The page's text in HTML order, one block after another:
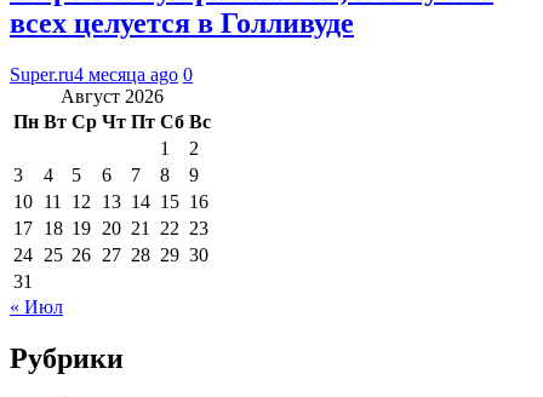
всех целуется в Голливуде
Super.ru4 месяца ago 0
Август 2026
Пн Вт Ср Чт Пт Сб Вс
1
2
3
4 5 6 7 8
9
10 11 12 13 14 15 16
17 18 19 20 21 22 23
24 25 26 27 28 29 30
31
« Июл
Рубрики